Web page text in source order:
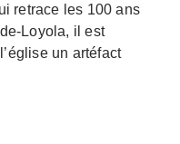
retrace les 100 ans
Loyola, il est
un artéfact